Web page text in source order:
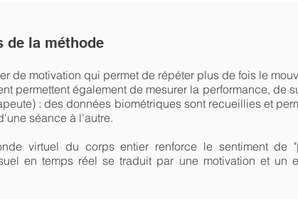
de la méthode
de motivation qui permet de répéter plus de fois le
permettent également de mesurer la performance, de
: des données biométriques sont recueillies et
séance à l'autre.
virtuel du corps entier renforce le sentiment de
en temps réel se traduit par une motivation et un